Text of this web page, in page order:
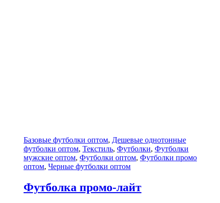
Базовые футболки оптом, Дешевые однотонные
футболки оптом, Текстиль, Футболки, Футболки
мужские оптом, Футболки оптом, Футболки промо
оптом, Черные футболки оптом
Футболка промо-лайт